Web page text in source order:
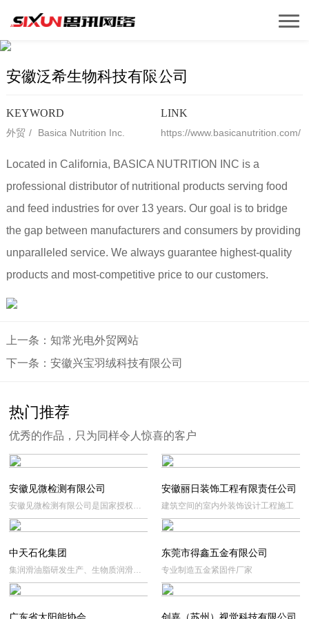
安徽泛希生物科技有限公司
KEYWORD
外贸 / Basica Nutrition Inc.
LINK
https://www.basicanutrition.com/
Located in California, BASICA NUTRITION INC is a
professional distributor of nutritional products serving food
and feed industries for over 13 years. Our goal is to bridge
the gap between manufacturers and consumers by providing
unparalleled service. We always guarantee highest-quality
products and most-competitive price to our customers.
上一条：知常光电外贸网站
下一条：安徽兴宝羽绒科技有限公司
热门推荐
优秀的作品，只为同样令人惊喜的客户
安徽见微检测有限公司
安徽见微检测有限公司是国家授权的
第三方权威检测机构，专注于车辆润
滑油、工业润滑油,金属加工液、润滑
并提供润滑监控，技术服务。
安徽丽日装饰工程有限责任公司
建筑空间的室内外装饰设计工程施工
中天石化集团
集润滑油脂研发生产、生物质润滑新
材料、智慧润滑服务和权威检测
东莞市得鑫五金有限公司
专业制造五金紧固件厂家